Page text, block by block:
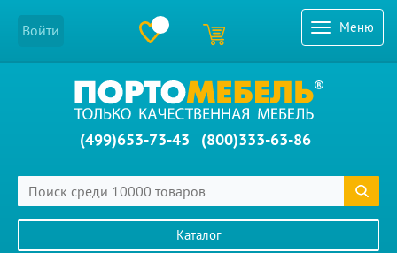
Меню
Войти
(499)653-73-43 (800)333-63-86
Каталог